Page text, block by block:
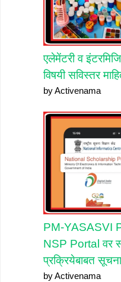
एलेमेंटरी व
विषयी सविस्तर
by Activenama
PM-YASASVI
NSP Portal वर
प्रक्रियेबाबत सूचना
by Activenama